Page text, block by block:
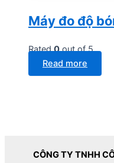
Máy đo độ
Rated0out of 5
Read more
CÔNG TY TNHH